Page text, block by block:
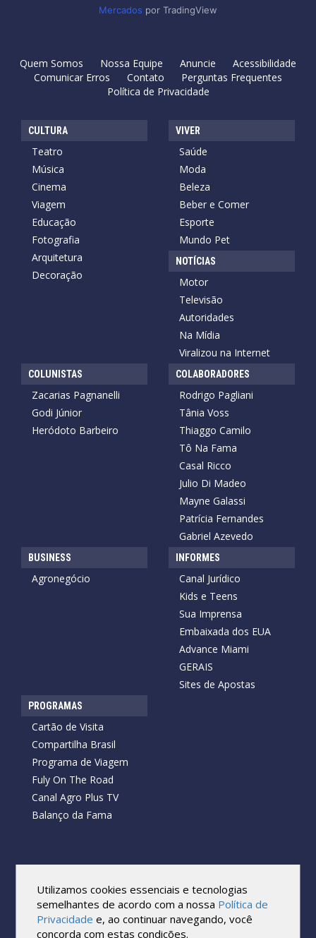
Mercados por TradingView
Quem Somos Nossa Equipe Anuncie
Acessibilidade
Comunicar Erros
Contato
Perguntas Frequentes
Política de Privacidade
CULTURA
Teatro
Música
Cinema
Viagem
Educação
Fotografia
Arquitetura
Decoração
VIVER
Saúde
Moda
Beleza
Beber e Comer
Esporte
Mundo Pet
NOTÍCIAS
Motor
Televisão
Autoridades
Na Mídia
Viralizou na Internet
COLUNISTAS
Zacarias Pagnanelli
Godi Júnior
Heródoto Barbeiro
COLABORADORES
Rodrigo Pagliani
Tânia Voss
Thiaggo Camilo
Tô Na Fama
Casal Ricco
Julio Di Madeo
Mayne Galassi
Patrícia Fernandes
Gabriel Azevedo
BUSINESS
Agronegócio
INFORMES
Canal Jurídico
Kids e Teens
Sua Imprensa
Embaixada dos EUA
Advance Miami
GERAIS
Sites de Apostas
PROGRAMAS
Cartão de Visita
Compartilha Brasil
Programa de Viagem
Fuly On The Road
Canal Agro Plus TV
Balanço da Fama
Todos os direitos reservados.
Reprodução no todo ou em parte sob qualquer forma ou meio,
sem expressa autorização por escrito do Cartão de Visita, é
proibida.
As marcas e imagens utilizadas no projeto são os direitos autorais
Utilizamos cookies essenciais e tecnologias
semelhantes de acordo com a nossa Política de
Privacidade e, ao continuar navegando, você
concorda com estas condições.